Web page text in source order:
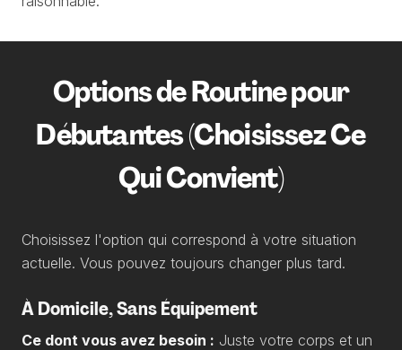
Options de Routine pour
Débutantes (Choisissez Ce
Qui Convient)
Choisissez l'option qui correspond à votre situation
actuelle. Vous pouvez toujours changer plus tard.
À Domicile, Sans Équipement
Ce dont vous avez besoin : Juste votre corps et un